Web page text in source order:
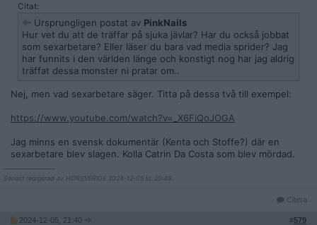
Citat:
Ursprungligen postat av PinkNails
Hur vet du att de träffar på sjuka jävlar? Har du också jobbat
som sexarbetare? Eller läser du bara vad media sprider? Jag
har funnits i den världen länge och konstigt nog har jag aldrig
träffat dessa monster ni pratar om..
Nej, men vad sexarbetare säger. Titta på dessa två till exempel:
https://www.youtube.com/watch?v=_X6FiQoJOGA
Jag minns en svensk dokumentär (Kenta och Stoffe?) där en
sexarbetare blev slagen. Kolla Catrin Da Costa som blev mördad.
Senast redigerad av HORSVERIGE 2024-12-05 kl. 20:49.
Citera
2024-12-05, 21:40 #579